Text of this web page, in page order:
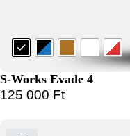
S-Works Evade 4
125 000 Ft